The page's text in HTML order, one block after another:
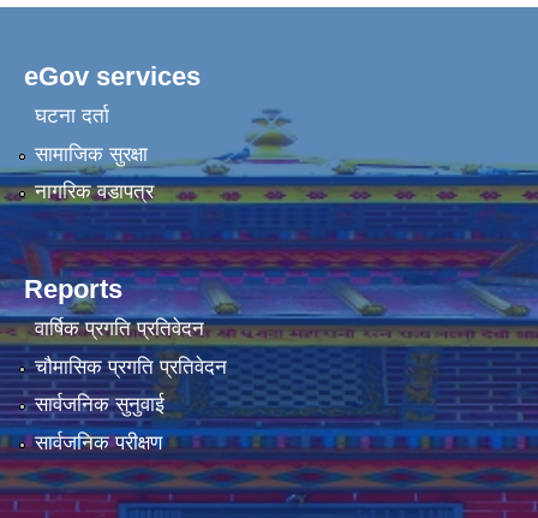
eGov services
घटना दर्ता
सामाजिक सुरक्षा
नागरिक वडापत्र
Reports
वार्षिक प्रगति प्रतिवेदन
चौमासिक प्रगति प्रतिवेदन
सार्वजनिक सुनुवाई
सार्वजनिक परीक्षण